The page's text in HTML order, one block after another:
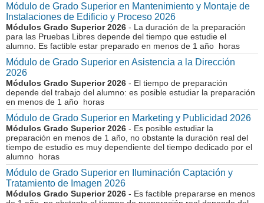
Módulo de Grado Superior en Mantenimiento y Montaje de
Instalaciones de Edificio y Proceso 2026
Módulos Grado Superior 2026 - La duración de la preparación
para las Pruebas Libres depende del tiempo que estudie el
alumno. Es factible estar preparado en menos de 1 año horas
Módulo de Grado Superior en Asistencia a la Dirección
2026
Módulos Grado Superior 2026 - El tiempo de preparación
depende del trabajo del alumno: es posible estudiar la preparación
en menos de 1 año horas
Módulo de Grado Superior en Marketing y Publicidad 2026
Módulos Grado Superior 2026 - Es posible estudiar la
preparación en menos de 1 año, no obstante la duración real del
tiempo de estudio es muy dependiente del tiempo dedicado por el
alumno horas
Módulo de Grado Superior en Iluminación Captación y
Tratamiento de Imagen 2026
Módulos Grado Superior 2026 - Es factible prepararse en menos